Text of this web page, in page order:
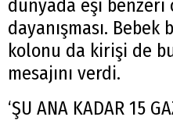
dünyada eşi benzeri
dayanışması.
kolonu da kirişi de
mesajını verdi.
‘ŞU ANA KADAR 15